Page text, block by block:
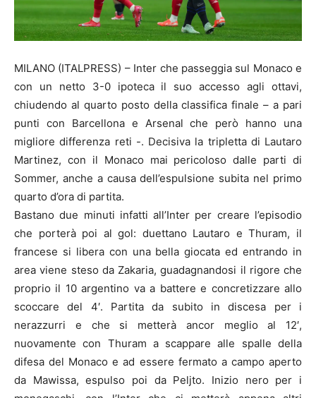
MILANO (ITALPRESS) – Inter che passeggia sul Monaco e
con un netto 3-0 ipoteca il suo accesso agli ottavi,
chiudendo al quarto posto della classifica finale – a pari
punti con Barcellona e Arsenal che però hanno una
migliore differenza reti -. Decisiva la tripletta di Lautaro
Martinez, con il Monaco mai pericoloso dalle parti di
Sommer, anche a causa dell’espulsione subita nel primo
quarto d’ora di partita.
Bastano due minuti infatti all’Inter per creare l’episodio
che porterà poi al gol: duettano Lautaro e Thuram, il
francese si libera con una bella giocata ed entrando in
area viene steso da Zakaria, guadagnandosi il rigore che
proprio il 10 argentino va a battere e concretizzare allo
scoccare del 4′. Partita da subito in discesa per i
nerazzurri e che si metterà ancor meglio al 12′,
nuovamente con Thuram a scappare alle spalle della
difesa del Monaco e ad essere fermato a campo aperto
da Mawissa, espulso poi da Peljto. Inizio nero per i